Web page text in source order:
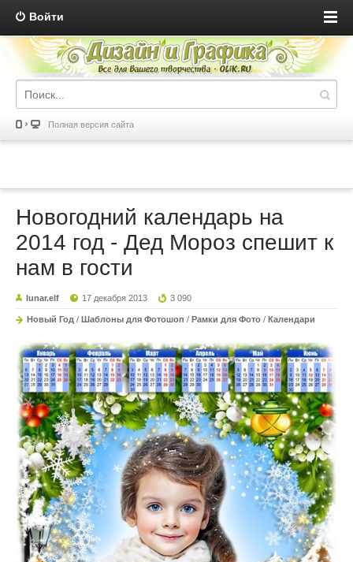
Войти
Полная версия сайта
Новогодний календарь на
2014 год - Дед Мороз спешит к
нам в гости
lunar.elf 17 декабря 2013 3 090
Новый Год / Шаблоны для Фотошоп / Рамки для Фото / Календари